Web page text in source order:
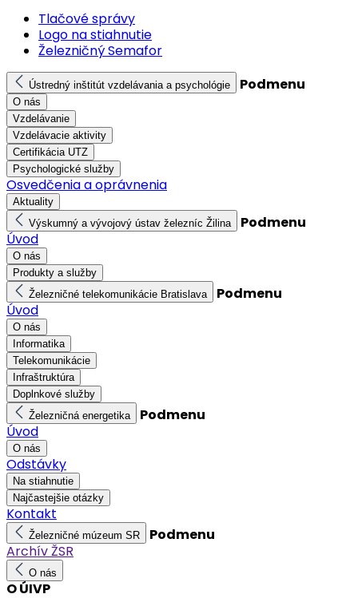
Tlačové správy
Logo na stiahnutie
Železničný Semafor
Ústredný inštitút vzdelávania a psychológie Podmenu
O nás
Vzdelávanie
Vzdelávacie aktivity
Certifikácia UTZ
Psychologické služby
Osvedčenia a oprávnenia
Aktuality
Výskumný a vývojový ústav železníc Žilina
Podmenu
Úvod
O nás
Produkty a služby
Železničné telekomunikácie Bratislava
Podmenu
Úvod
O nás
Informatika
Telekomunikácie
Infraštruktúra
Doplnkové služby
Železničná energetika
Podmenu
Úvod
O nás
Odstávky
Na stiahnutie
Najčastejšie otázky
Kontakt
Železničné múzeum SR
Podmenu
Archív ŽSR
O nás
O ÚIVP